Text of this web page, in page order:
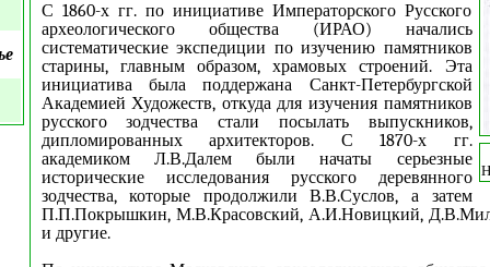
С 1860-х гг. по инициативе Императорского Русского
археологического общества (ИРАО) начались
систематические экспедиции по изучению памятников
старины, главным образом, храмовых строений. Эта
инициатива была поддержана Санкт-Петербургской
Академией Художеств, откуда для изучения памятников
русского зодчества стали посылать выпускников,
дипломированных архитекторов. С 1870-х гг.
академиком Л.В.Далем были начаты серьезные
исторические исследования русского деревянного
зодчества, которые продолжили В.В.Суслов, а затем
П.П.Покрышкин, М.В.Красовский, А.И.Новицкий,
и другие.